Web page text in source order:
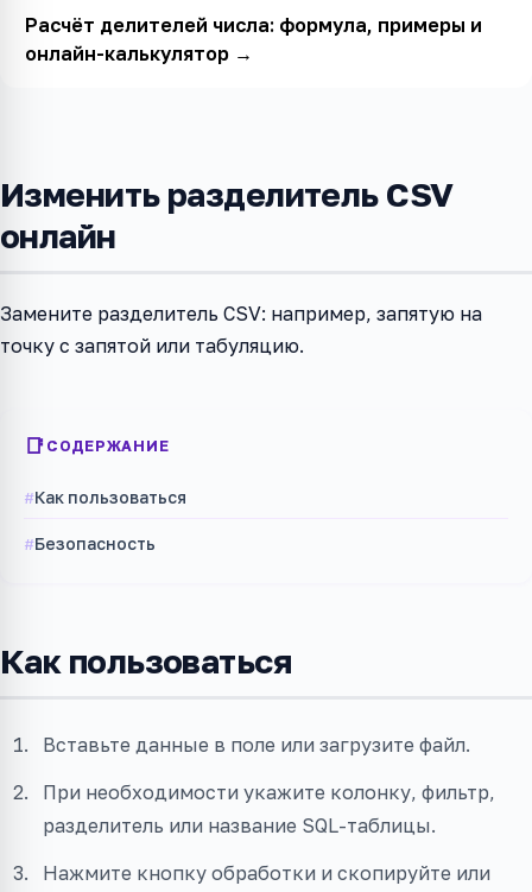
Расчёт делителей числа: формула, примеры и
онлайн-калькулятор→
Изменить разделитель CSV
онлайн
Замените разделитель CSV: например, запятую на
точку с запятой или табуляцию.
СОДЕРЖАНИЕ
Как пользоваться
Безопасность
Как пользоваться
Вставьте данные в поле или загрузите файл.
При необходимости укажите колонку, фильтр,
разделитель или название SQL-таблицы.
Нажмите кнопку обработки и скопируйте или